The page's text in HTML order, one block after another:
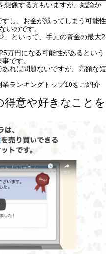
像する方もいますが、 結論か
し、お金が減ってしまう可能性
いのです。
」といって、手元の資金の最大2
万円になる可能性があるという
です。
れば問題ないですが、高額な短
ランキングトップ10をご紹介
得意や好きなことを